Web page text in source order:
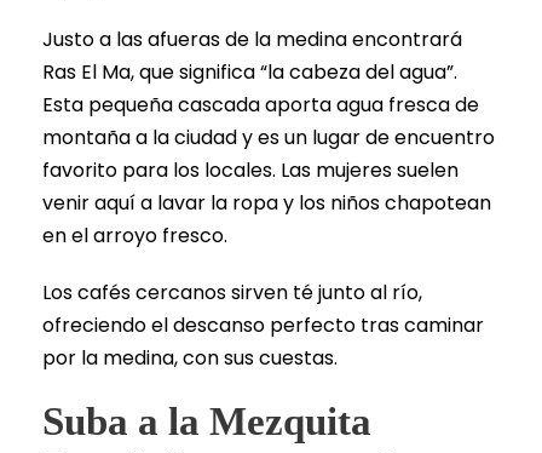
Justo a las afueras de la medina encontrará
Ras El Ma, que significa “la cabeza del agua”.
Esta pequeña cascada aporta agua fresca de
montaña a la ciudad y es un lugar de encuentro
favorito para los locales. Las mujeres suelen
venir aquí a lavar la ropa y los niños chapotean
en el arroyo fresco.
Los cafés cercanos sirven té junto al río,
ofreciendo el descanso perfecto tras caminar
por la medina, con sus cuestas.
Suba a la Mezquita